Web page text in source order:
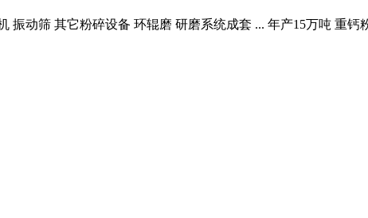
振动筛 其它粉碎设备 环辊磨 研磨系统成套 ... 年产15万吨 重